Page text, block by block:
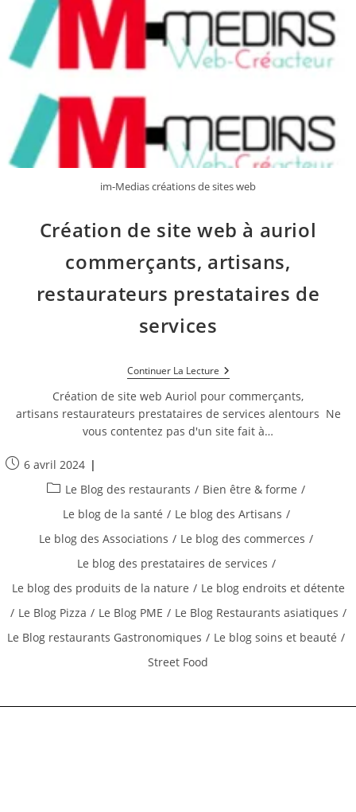
im-Medias créations de sites web
Création de site web à auriol
commerçants, artisans,
restaurateurs prestataires de
services
Continuer La LectureCréation
De
Site
Web
À
Auriol
Prestataires
De
Services
Création de site web Auriol pour commerçants,
artisans restaurateurs prestataires de services alentours Ne
vous contentez pas d'un site fait à…
Publication
publiée :
6 avril 2024
PostLe Blog des restaurants / Bien être & forme /
Le blog de la santé / Le blog des Artisans /
Le blog des Associations / Le blog des commerces /
Le blog des prestataires de services /
Le blog des produits de la nature / Le blog endroits et détente
/ Le Blog Pizza / Le Blog PME / Le Blog Restaurants asiatiques /
Le Blog restaurants Gastronomiques / Le blog soins et beauté /
Street Food